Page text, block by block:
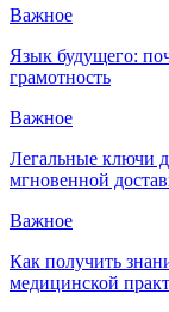
Важное
Язык будущего:
грамотность
Важное
Легальные ключи
мгновенной
Важное
Как получить
медицинской